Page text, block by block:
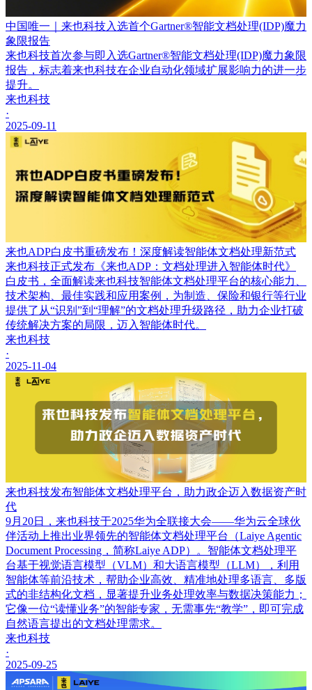
中国唯一｜来也科技入选首个Gartner®智能文档处理(IDP)魔力
象限报告
来也科技首次参与即入选Gartner®智能文档处理(IDP)魔力象限
报告，标志着来也科技在企业自动化领域扩展影响力的进一步
提升。
来也科技
·
2025-09-11
来也ADP白皮书重磅发布！深度解读智能体文档处理新范式
来也科技正式发布《来也ADP：文档处理进入智能体时代》
白皮书，全面解读来也科技智能体文档处理平台的核心能力、
技术架构、最佳实践和应用案例，为制造、保险和银行等行业
提供了从“识别”到“理解”的文档处理升级路径，助力企业打破
传统解决方案的局限，迈入智能体时代。
来也科技
·
2025-11-04
来也科技发布智能体文档处理平台，助力政企迈入数据资产时
代
9月20日，来也科技于2025华为全联接大会——华为云全球伙
伴活动上推出业界领先的智能体文档处理平台（Laiye Agentic
Document Processing，简称Laiye ADP）。智能体文档处理平
台基于视觉语言模型（VLM）和大语言模型（LLM），利用
智能体等前沿技术，帮助企业高效、精准地处理多语言、多版
式的非结构化文档，显著提升业务处理效率与数据决策能力；
它像一位“读懂业务”的智能专家，无需事先“教学”，即可完成
自然语言提出的文档处理需求。
来也科技
·
2025-09-25